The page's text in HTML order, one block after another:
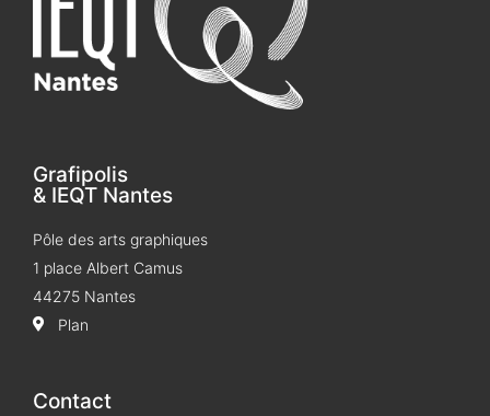
Grafipolis
& IEQT Nantes
Pôle des arts graphiques
1 place Albert Camus
44275 Nantes
Plan
Contact